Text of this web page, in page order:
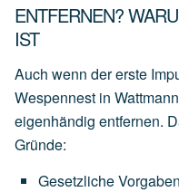
ENTFERNEN?
IST
Auch wenn der erste
Wespennest in
eigenhändig entfernen.
Gründe:
Gesetzliche Vorgaben